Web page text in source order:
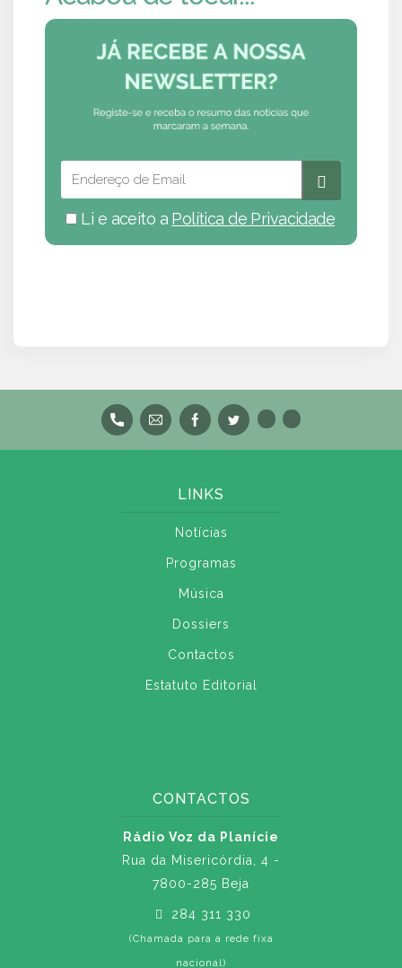
Li e aceito a Política de Privacidade
LINKS
Notícias
Programas
Música
Dossiers
Contactos
Estatuto Editorial
CONTACTOS
Rádio Voz da Planície
Rua da Misericórdia, 4 -
7800-285 Beja
284 311 330
(Chamada para a rede fixa
nacional)